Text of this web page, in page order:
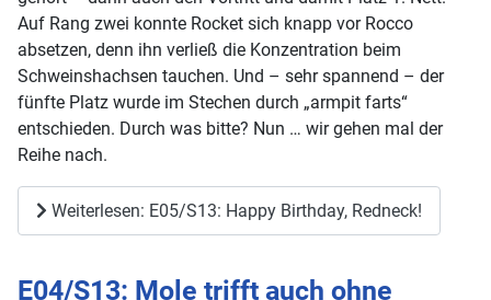
Auf Rang zwei konnte Rocket sich knapp vor Rocco
absetzen, denn ihn verließ die Konzentration beim
Schweinshachsen tauchen. Und – sehr spannend – der
fünfte Platz wurde im Stechen durch „armpit farts“
entschieden. Durch was bitte? Nun … wir gehen mal der
Reihe nach.
Weiterlesen: E05/S13: Happy Birthday, Redneck!
E04/S13: Mole trifft auch ohne